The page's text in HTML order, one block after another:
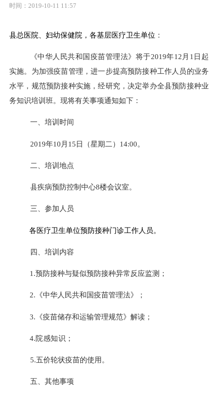
时间：2019-10-11 11:57
县总医院、妇幼保健院，各基层医疗卫生单位 ：
《中华人民共和国疫苗管理法》将于2019年12 月 1 日起
实施。为加强疫苗管理，进一步提高预防接种工作人员的业务
水平，规范预防接种实施，经研究，决定举办全县预防接种业
务知识培训班。现将有关事项通知如下：
一 、培训时间
2019年10 月 15日 （星期二） 14:00。
二 、培训地点
县疾病预防控制中心8楼会议室。
三 、参加人员
各医疗卫生单位预防接种门诊工作人员。
四 、培训内容
1.预防接种与疑似预防接种异常反应监测 ；
2. 《中华人民共和国疫苗管理法》；
3. 《疫苗储存和运输管理规范》解读；
4.院感知识 ；
5.五价轮状疫苗的使用。
五、 其他事项